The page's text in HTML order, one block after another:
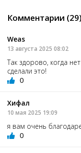
Комментарии (29)
Weas
13 августа 2025 08:02
Так здорово, когда
сделали это!
0
Хифал
10 мая 2025 19:09
я вам очень
0